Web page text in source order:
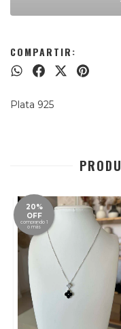
COMPARTIR:
Plata 925
20%
OFF
comprando 1
o más